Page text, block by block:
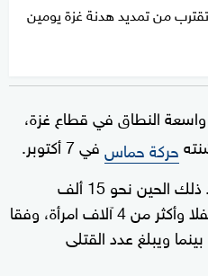
من تمديد هدنة غزة يومين
النطاق في قطاع غزة،
حركة حماسفي 7 أكتوبر.
وقتلت القوات الإسرائيلية منذ ذلك الحين نحو 15 ألف
فلسطينيا، من بينهم 6150 طفلا وأكثر من 4 آلاف امرأة، وفقا
ويبلغ عدد القتلى